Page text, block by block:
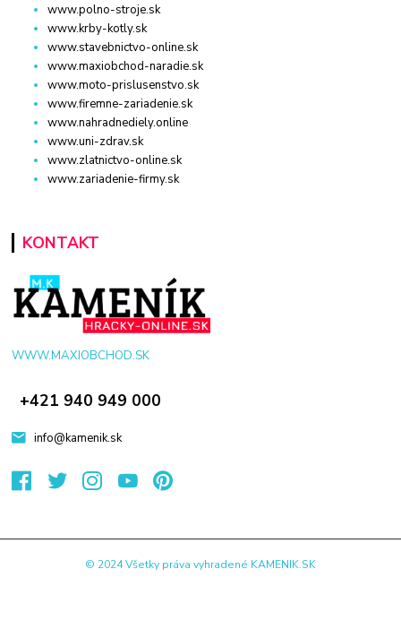
www.polno-stroje.sk
www.krby-kotly.sk
www.stavebnictvo-online.sk
www.maxiobchod-naradie.sk
www.moto-prislusenstvo.sk
www.firemne-zariadenie.sk
www.nahradnediely.online
www.uni-zdrav.sk
www.zlatnictvo-online.sk
www.zariadenie-firmy.sk
KONTAKT
WWW.MAXIOBCHOD.SK
+421 940 949 000
info@kamenik.sk
© 2024 Všetky práva vyhradené KAMENIK.SK